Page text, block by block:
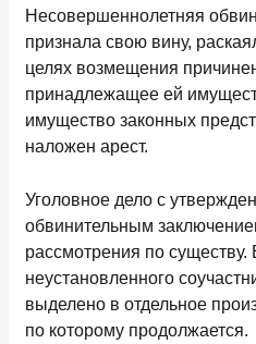
Несовершеннолетняя
признала свою вину,
целях возмещения
принадлежащее ей
имущество законных
наложен арест.
Уголовное дело с
обвинительным
рассмотрения по
неустановленного
выделено в отдельное
по которому продолжается.